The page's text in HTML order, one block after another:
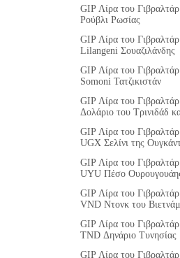
GIP Λίρα του
Ρούβλι Ρωσίας
GIP Λίρα του
Lilangeni Σουαζιλάνδης
GIP Λίρα του
Somoni Τατζικιστάν
GIP Λίρα του
Δολάριο του Τρινιδάδ
GIP Λίρα του
UGX Σελίνι της
GIP Λίρα του
UYU Πέσο
GIP Λίρα του
VND Ντονκ του Βιετνάμ
GIP Λίρα του
TND Δηνάριο Τυνησίας
GIP Λίρα του